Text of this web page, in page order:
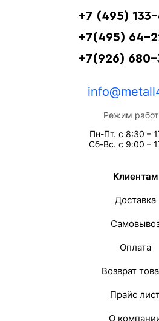
+7 (495)
+7(495) 64-
+7(926)
Режим
Пн-Пт. с 8:30 –
Сб-Вс. с 9:00 –
Клиентам
Доставка
Оплата
Возврат
Прайс
О